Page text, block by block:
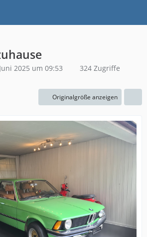
2025 um 09:53
324 Zugriffe
Originalgröße anzeigen